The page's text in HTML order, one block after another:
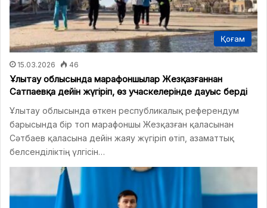
Қоғам
15.03.2026 46
Ұлытау облысында марафоншылар Жезқазғаннан
Сатпаевқа дейін жүгіріп, өз учаскелерінде дауыс берді
Ұлытау облысында өткен республикалық референдум
барысында бір топ марафоншы Жезқазған қаласынан
Сәтбаев қаласына дейін жаяу жүгіріп өтіп, азаматтық
белсенділіктің үлгісін…